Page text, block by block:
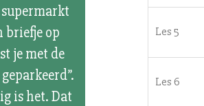
briefje op
je met de
is het. Dat
Les 5
Les 6